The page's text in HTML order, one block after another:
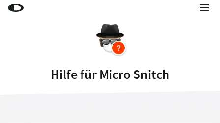
LaunchBarHilfe für Micro Snitch